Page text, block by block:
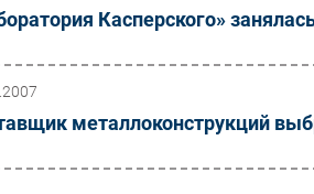
Касперского»
металлоконструкций